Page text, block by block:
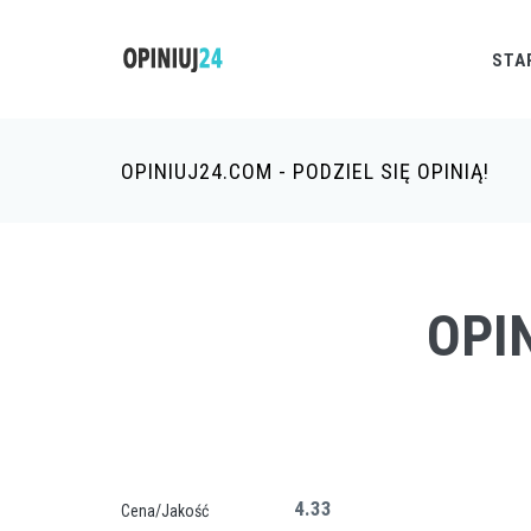
OPINIUJ24.COM - PODZIEL SIĘ OPINIĄ!
Cena/Jakość 4.33